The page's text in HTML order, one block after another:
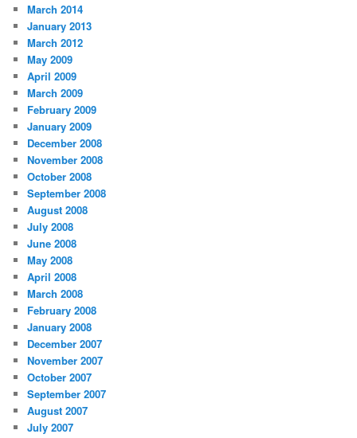
March 2014
January 2013
March 2012
May 2009
April 2009
March 2009
February 2009
January 2009
December 2008
November 2008
October 2008
September 2008
August 2008
July 2008
June 2008
May 2008
April 2008
March 2008
February 2008
January 2008
December 2007
November 2007
October 2007
September 2007
August 2007
July 2007